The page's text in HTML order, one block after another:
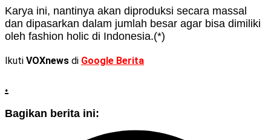
Karya ini, nantinya akan diproduksi secara massal
dan dipasarkan dalam jumlah besar agar bisa dimiliki
oleh fashion holic di Indonesia.(*)
Ikuti VOXnews di Google Berita
.
Bagikan berita ini: